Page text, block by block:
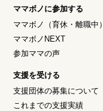
ママボノに参加する
ママボノ（育休・離職中）
ママボノNEXT
参加ママの声
支援を受ける
支援団体の募集について
これまでの支援実績